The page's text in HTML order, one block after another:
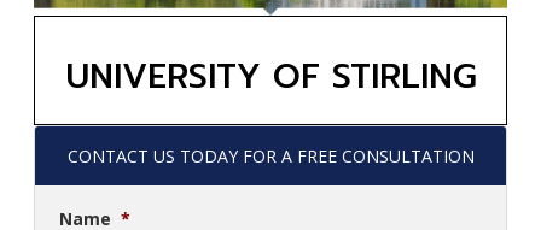
UNIVERSITY OF STIRLING
CONTACT US TODAY FOR A FREE CONSULTATION
Name *